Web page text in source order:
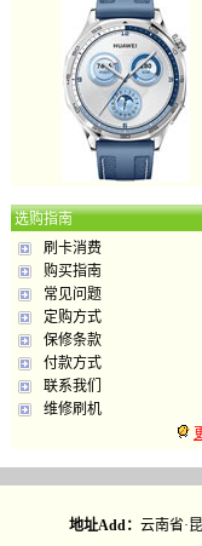
选购指南
刷卡消费
购买指南
常见问题
定购方式
保修条款
付款方式
联系我们
维修刷机
地址Add： 云南省·